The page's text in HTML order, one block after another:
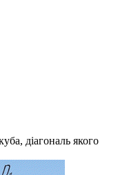
діагональ якого